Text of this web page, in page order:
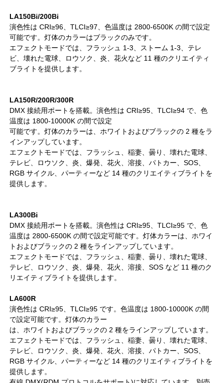
LA150Bi/200Bi
演色性は CRI≥96、TLCI≥97、色温度は 2800-6500K の間で設定
可能です。灯体のカラーはブラックのみです。
エフェクトモードでは、フラッシュ 1-3、ストーム 1-3、テレ
ビ、壊れた電球、ロウソク、炎、花火など 11 種のクリエイティ
ブライトを提供します。
LA150R/200R/300R
DMX 接続用ポートを搭載。演色性は CRI≥95、TLCI≥94 で、色
温度は 1800-10000K の間で設定
可能です。灯体のカラーは、ホワイトおよびブラックの 2 種をラ
インアップしています。
エフェクトモードでは、フラッシュ、稲妻、曇り、壊れた電球、
テレビ、ロウソク、炎、爆発、花火、溶接、パトカー、SOS、
RGB サイクル、パーティーなど 14 種のクリエイティブライトを
提供します。
LA300Bi
DMX 接続用ポートを搭載。演色性は CRI≥95、TLCI≥95 で、色
温度は 2800-6500K の間で設定可能です。灯体カラーは、ホワイ
トおよびブラックの 2 種をラインアップしています。
エフェクトモードでは、フラッシュ、稲妻、曇り、壊れた電球、
テレビ、ロウソク、炎、爆発、花火、溶接、SOS など 11 種のク
リエイティブライトを提供します。
LA600R
演色性は CRI≥95、TLCI≥95 です。色温度は 1800-10000K の間
で設定可能です。灯体のカラー
は、ホワイトおよびブラックの 2 種をラインアップしています。
エフェクトモードでは、フラッシュ、稲妻、曇り、壊れた電球、
テレビ、ロウソク、炎、爆発、花火、溶接、パトカー、SOS、
RGB サイクル、パーティーなど 14 種のクリエイティブライトを
提供します。